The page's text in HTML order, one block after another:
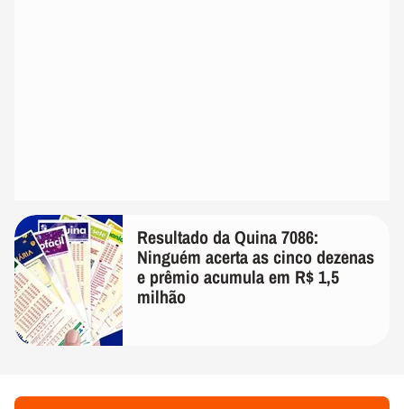
Resultado da Quina 7086:
Ninguém acerta as cinco dezenas
e prêmio acumula em R$ 1,5
milhão